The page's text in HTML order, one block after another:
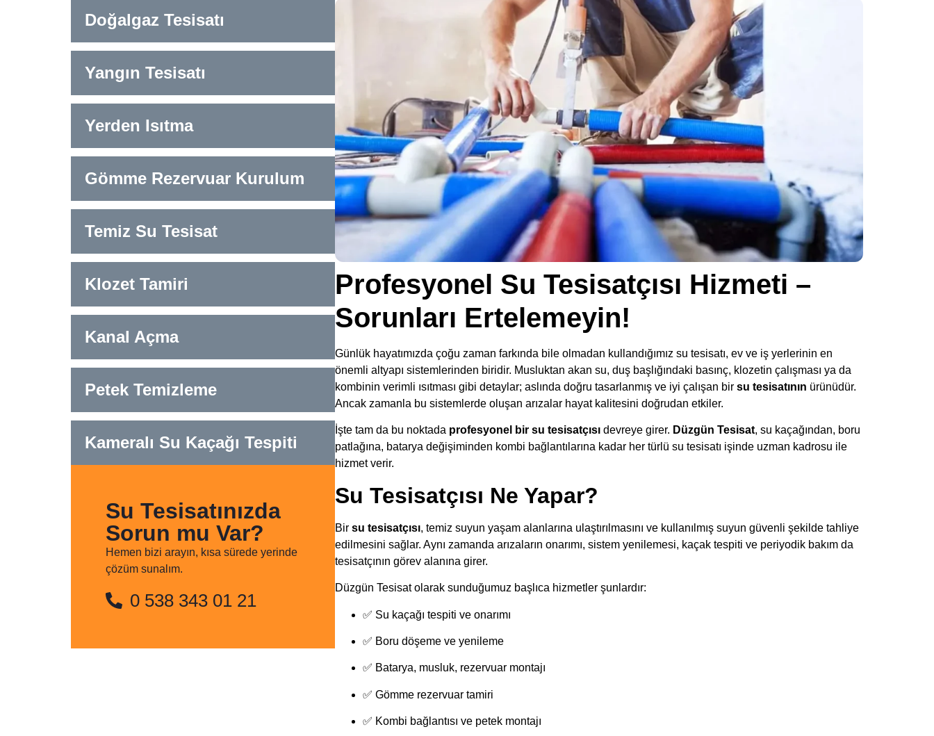
Doğalgaz Tesisatı
Yangın Tesisatı
Yerden Isıtma
Gömme Rezervuar Kurulum
Temiz Su Tesisat
Klozet Tamiri
Kanal Açma
Petek Temizleme
Kameralı Su Kaçağı Tespiti
Su Tesisatınızda
Sorun mu Var?
Hemen bizi arayın, kısa sürede yerinde
çözüm sunalım.
0 538 343 01 21
Profesyonel Su Tesisatçısı Hizmeti –
Sorunları Ertelemeyin!
Günlük hayatımızda çoğu zaman farkında bile olmadan kullandığımız su tesisatı, ev ve iş yerlerinin en
önemli altyapı sistemlerinden biridir. Musluktan akan su, duş başlığındaki basınç, klozetin çalışması ya da
kombinin verimli ısıtması gibi detaylar; aslında doğru tasarlanmış ve iyi çalışan bir su tesisatının ürünüdür.
Ancak zamanla bu sistemlerde oluşan arızalar hayat kalitesini doğrudan etkiler.
İşte tam da bu noktada profesyonel bir su tesisatçısıdevreye girer. Düzgün Tesisat, su kaçağından, boru
patlağına, batarya değişiminden kombi bağlantılarına kadar her türlü su tesisatı işinde uzman kadrosu ile
hizmet verir.
Su Tesisatçısı Ne Yapar?
Bir su tesisatçısı, temiz suyun yaşam alanlarına ulaştırılmasını ve kullanılmış suyun güvenli şekilde tahliye
edilmesini sağlar. Aynı zamanda arızaların onarımı, sistem yenilemesi, kaçak tespiti ve periyodik bakım da
tesisatçının görev alanına girer.
Düzgün Tesisat olarak sunduğumuz başlıca hizmetler şunlardır:
✅ Su kaçağı tespiti ve onarımı
✅ Boru döşeme ve yenileme
✅ Batarya, musluk, rezervuar montajı
✅ Gömme rezervuar tamiri
✅ Kombi bağlantısı ve petek montajı